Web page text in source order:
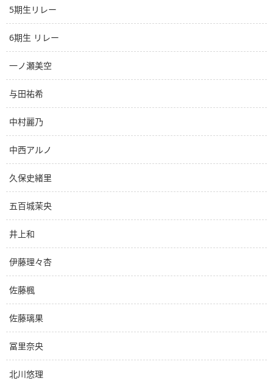
5期生リレー
6期生 リレー
一ノ瀬美空
与田祐希
中村麗乃
中西アルノ
久保史緒里
五百城茉央
井上和
伊藤理々杏
佐藤楓
佐藤璃果
冨里奈央
北川悠理